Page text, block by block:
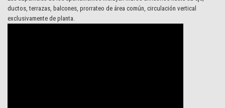
ductos, terrazas, balcones, prorrateo de área común, circulación vertical
exclusivamente de planta.